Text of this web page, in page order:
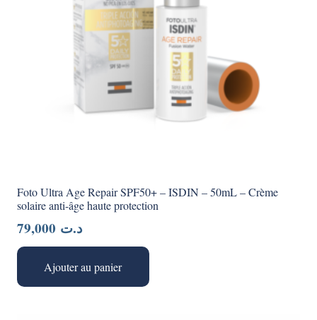
Foto Ultra Age Repair SPF50+ – ISDIN – 50mL – Crème
solaire anti-âge haute protection
د.ت
Ajouter au panier